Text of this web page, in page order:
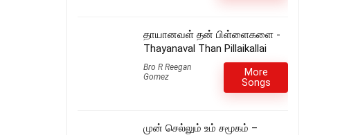
தாயானவள் தன் பிள்ளைகளை -
Thayanaval Than Pillaikallai
Bro R Reegan
Gomez
More
Songs
முன் செல்லும் உம் சமூகம் –